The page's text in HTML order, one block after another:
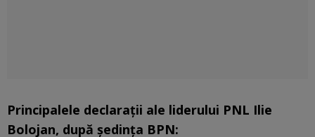
Principalele declarații ale liderului PNL Ilie
Bolojan, după ședința BPN: